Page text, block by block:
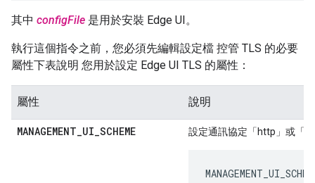
其中 configFile 是用於安裝 Edge UI。
執行這個指令之前，您必須先編輯設定檔 控管 TLS 的必要
屬性下表說明 您用於設定 Edge UI TLS 的屬性：
屬性 說明
MANAGEMENT_UI_SCHEME 設定通訊協定「http」或「